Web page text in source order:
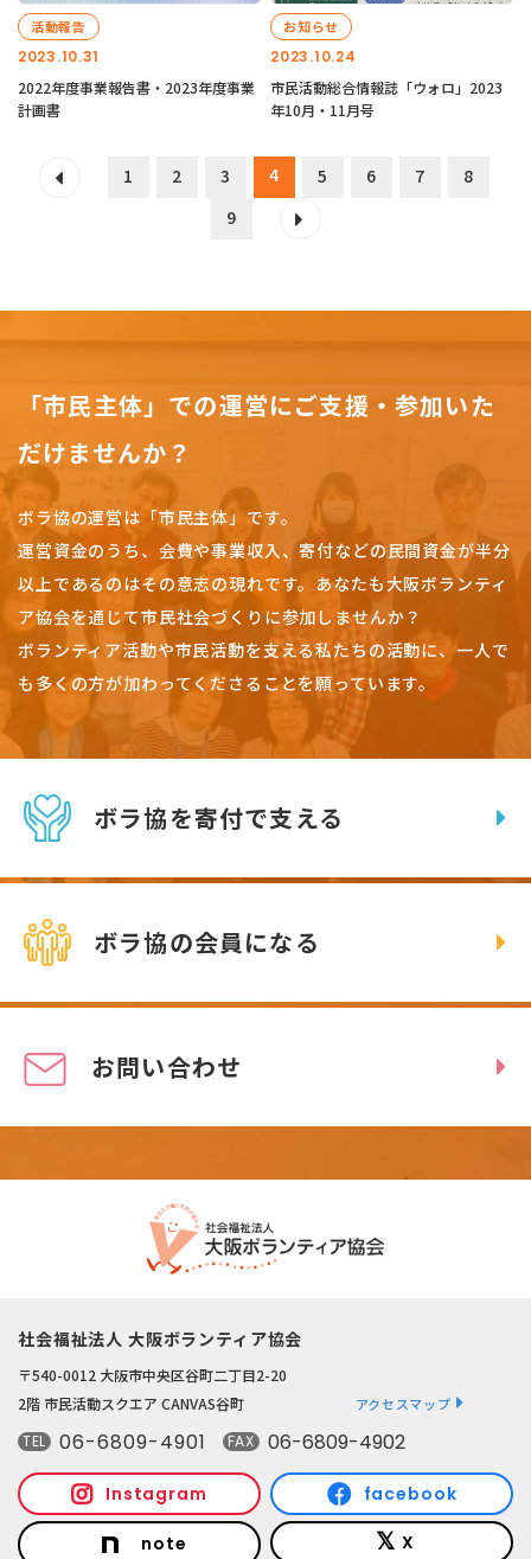
2023.10.31
活動報告
2022年度事業報告書・2023年度事業
計画書
2023.10.24
お知らせ
市民活動総合情報誌「ウォロ」2023
年10月・11月号
1 2 3 4 5 6 7
8
9
「市民主体」での運営にご支援・参加いた
だけませんか？
ボラ協の運営は「市民主体」です。
運営資金のうち、会費や事業収入、寄付などの民間資金が半分
以上であるのはその意志の現れです。 あなたも大阪ボランティ
ア協会を通じて市民社会づくりに参加しませんか？
ボランティア活動や市民活動を支える私たちの活動に、一人で
も多くの方が加わってくださることを願っています。
ボラ協を寄付で支える
ボラ協の会員になる
お問い合わせ
社会福祉法人 大阪ボランティア協会
〒540-0012 大阪市中央区谷町二丁目2-20
2階 市民活動スクエア CANVAS谷町
アクセスマップ
TEL 06-6809-4901 FAX 06-6809-4902
Instagram facebook
note X